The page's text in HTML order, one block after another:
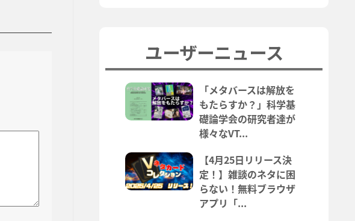
ユーザーニュース
「メタバースは解放を
もたらすか？」科学基
礎論学会の研究者達が
様々なVT...
【4月25日リリース決
定！】雑談のネタに困
らない！無料ブラウザ
アプリ「...